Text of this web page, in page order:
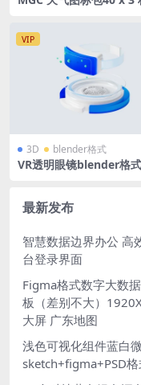
填充icon
VIP
3D blender格式
VR透明眼镜blender格
最新发布
智慧数据边界办公 高
台登录界面
Figma格式数字大数
板（差别不大）
大屏 广东地图
浅色可视化组件蓝白
sketch+figma+PSD